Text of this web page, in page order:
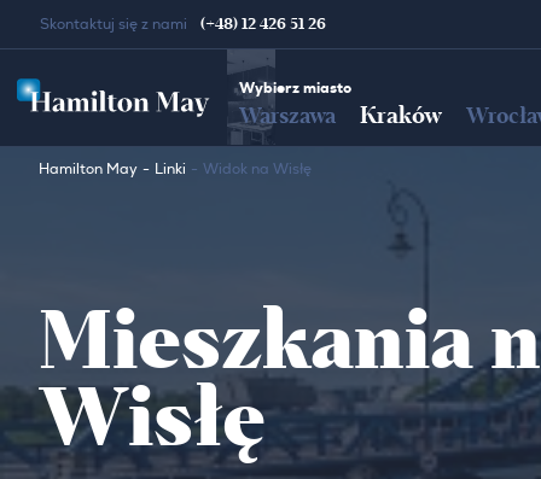
Skontaktuj się z nami (+48) 12 426 51 26
Wybierz miasto
Warszawa Kraków
Hamilton May Linki Widok na Wisłę
Mieszkania
Wisłę